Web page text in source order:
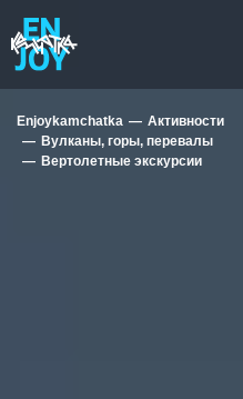
Enjoykamchatka
Активности
Вулканы, горы, перевалы
Вертолетные экскурсии